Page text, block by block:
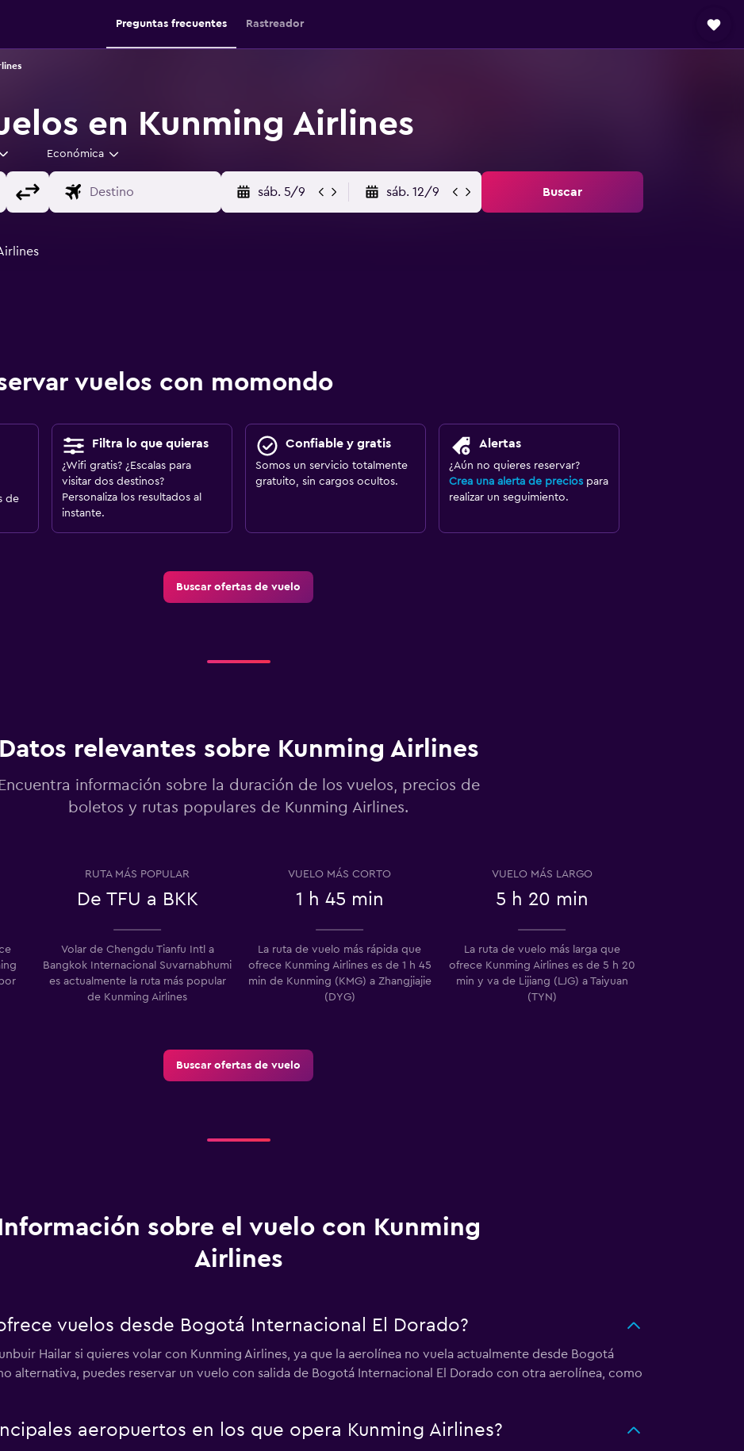
Preguntas frecuentes Rastreador
en Kunming Airlines
Económica
sáb. 5/9 sáb. 12/9 Buscar
vuelos con momondo
de
Filtra lo que quieras
¿Wifi gratis? ¿Escalas para
visitar dos destinos?
Personaliza los resultados al
instante.
Confiable y gratis
Somos un servicio totalmente
gratuito, sin cargos ocultos.
Alertas
¿Aún no quieres reservar?
Crea una alerta de preciospara
realizar un seguimiento.
Buscar ofertas de vuelo
Datos relevantes sobre Kunming Airlines
Encuentra información sobre la duración de los vuelos, precios de
boletos y rutas populares de Kunming Airlines.
RUTA MÁS POPULAR
De TFU a BKK
VUELO MÁS CORTO
1 h 45 min
VUELO MÁS LARGO
5 h 20 min
Volar de Chengdu Tianfu Intl a
Bangkok Internacional Suvarnabhumi
es actualmente la ruta más popular
de Kunming Airlines
La ruta de vuelo más rápida que
ofrece Kunming Airlines es de 1 h 45
min de Kunming (KMG) a Zhangjiajie
(DYG)
La ruta de vuelo más larga que
ofrece Kunming Airlines es de 5 h 20
min y va de Lijiang (LJG) a Taiyuan
(TYN)
Buscar ofertas de vuelo
sobre el vuelo con Kunming
Airlines
vuelos desde Bogotá Internacional El Dorado?
Hailar si quieres volar con Kunming Airlines, ya que la aerolínea no vuela actualmente desde Bogotá
alternativa, puedes reservar un vuelo con salida de Bogotá Internacional El Dorado con otra aerolínea, como
aeropuertos en los que opera Kunming Airlines?